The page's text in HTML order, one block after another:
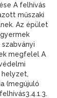
A felhívás
műszaki
Az épület
megfelel A
helyzet,
(megújuló